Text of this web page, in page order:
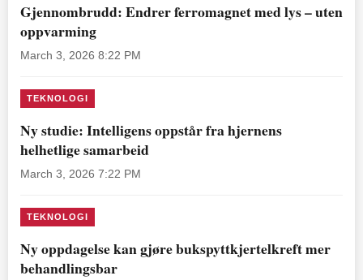
Gjennombrudd: Endrer ferromagnet med lys – uten
oppvarming
March 3, 2026 8:22 PM
TEKNOLOGI
Ny studie: Intelligens oppstår fra hjernens
helhetlige samarbeid
March 3, 2026 7:22 PM
TEKNOLOGI
Ny oppdagelse kan gjøre bukspyttkjertelkreft mer
behandlingsbar